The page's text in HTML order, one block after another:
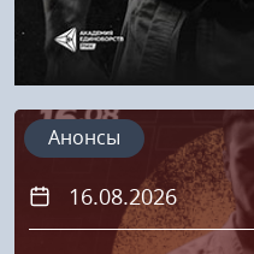
16.08.2026
Анонсы